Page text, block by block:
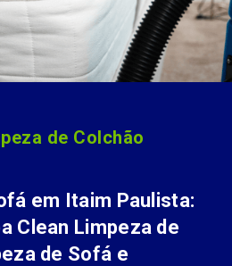
de Colchão
em Itaim Paulista:
Clean Limpeza de
de Sofá e